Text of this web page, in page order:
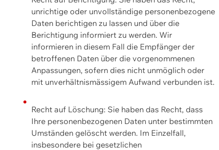
unrichtige oder unvollständige personenbezogene
Daten berichtigen zu lassen und über die
Berichtigung informiert zu werden. Wir
informieren in diesem Fall die Empfänger der
betroffenen Daten über die vorgenommenen
Anpassungen, sofern dies nicht unmöglich oder
mit unverhältnismässigem Aufwand verbunden ist.
Recht auf Löschung: Sie haben das Recht, dass
Ihre personenbezogenen Daten unter bestimmten
Umständen gelöscht werden. Im Einzelfall,
insbesondere bei gesetzlichen